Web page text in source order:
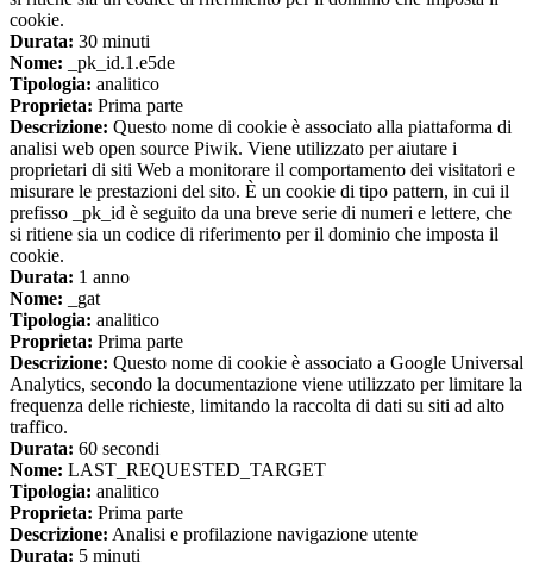
cookie.
Durata: 30 minuti
Nome: _pk_id.1.e5de
Tipologia: analitico
Proprieta: Prima parte
Descrizione: Questo nome di cookie è associato alla piattaforma di
analisi web open source Piwik. Viene utilizzato per aiutare i
proprietari di siti Web a monitorare il comportamento dei visitatori e
misurare le prestazioni del sito. È un cookie di tipo pattern, in cui il
prefisso _pk_id è seguito da una breve serie di numeri e lettere, che
si ritiene sia un codice di riferimento per il dominio che imposta il
cookie.
Durata: 1 anno
Nome: _gat
Tipologia: analitico
Proprieta: Prima parte
Descrizione: Questo nome di cookie è associato a Google Universal
Analytics, secondo la documentazione viene utilizzato per limitare la
frequenza delle richieste, limitando la raccolta di dati su siti ad alto
traffico.
Durata: 60 secondi
Nome: LAST_REQUESTED_TARGET
Tipologia: analitico
Proprieta: Prima parte
Descrizione: Analisi e profilazione navigazione utente
Durata: 5 minuti